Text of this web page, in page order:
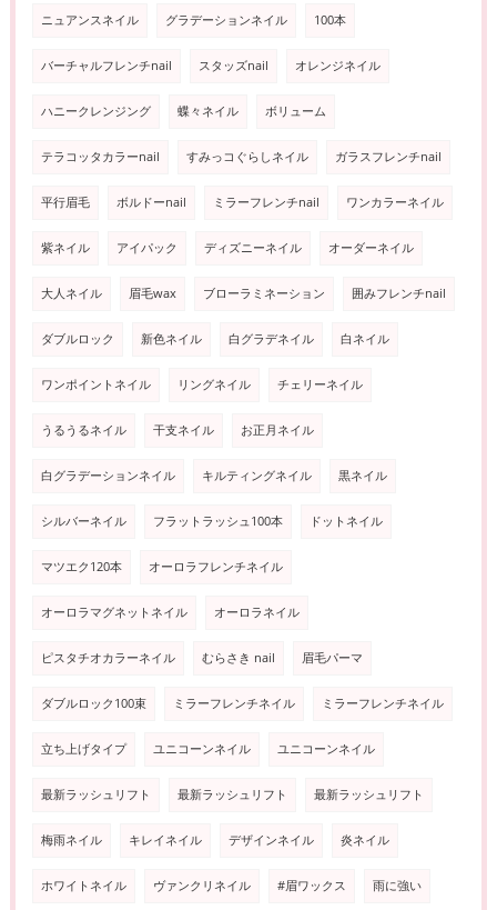
ニュアンスネイル グラデーションネイル 100本
バーチャルフレンチnail スタッズnail オレンジネイル
ハニークレンジング 蝶々ネイル ボリューム
テラコッタカラーnail すみっコぐらしネイル ガラスフレンチnail
平行眉毛 ボルドーnail ミラーフレンチnail ワンカラーネイル
紫ネイル アイパック ディズニーネイル オーダーネイル
大人ネイル 眉毛wax ブローラミネーション 囲みフレンチnail
ダブルロック 新色ネイル 白グラデネイル 白ネイル
ワンポイントネイル リングネイル チェリーネイル
うるうるネイル 干支ネイル お正月ネイル
白グラデーションネイル キルティングネイル 黒ネイル
シルバーネイル フラットラッシュ100本 ドットネイル
マツエク120本 オーロラフレンチネイル
オーロラマグネットネイル オーロラネイル
ピスタチオカラーネイル むらさき nail 眉毛パーマ
ダブルロック100束 ミラーフレンチネイル ミラーフレンチネイル
立ち上げタイプ ユニコーンネイル ユニコーンネイル
最新ラッシュリフト 最新ラッシュリフト 最新ラッシュリフト
梅雨ネイル キレイネイル デザインネイル 炎ネイル
ホワイトネイル ヴァンクリネイル #眉ワックス 雨に強い